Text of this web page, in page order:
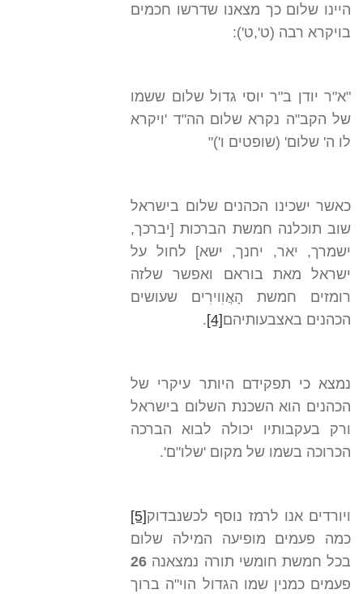
היינו שלום כך מצאנו שדרשו חכמים
בויקרא רבה (ט',ט'):
"א"ר יודן ב"ר יוסי גדול שלום ששמו
של הקב"ה נקרא שלום הה"ד 'ויקרא
לו ה' שלום' (שופטים ו')"
כאשר ישכינו הכהנים שלום בישראל
שוב תוכלנה חמשת הברכות [יברכך,
ישמרך, יאר, יחנך, ישא] לחול על
ישראל מאת בוראם ואפשר שלזה
רומזים חמשת הָאֲוִוירִים שעושים
הכהנים באצבעותיהם[4]
.
נמצא כי תפקידם היותר עיקרי של
הכהנים הוא השכנת השלום בישראל
ורק בעקבותיו יכולה לבוא הברכה
הכרוכה בשמו של מקום 'שלו"ם'.
ויורדים אנו לרמז נוסף לכשנבדוק[5]
כמה פעמים מופיעה המילה שלום
בכל חמשת חומשי תורה נמצאנה 26
פעמים כמנין שמו הגדול הוי"ה ברוך